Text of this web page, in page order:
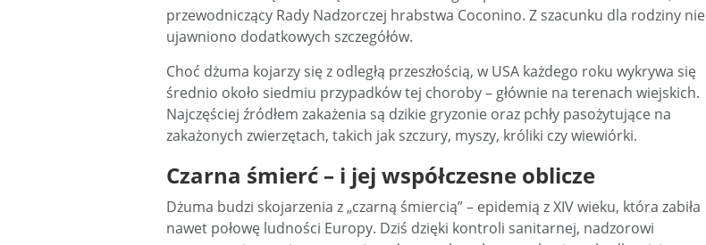
przewodniczący Rady Nadzorczej hrabstwa Coconino. Z szacunku dla rodziny nie
ujawniono dodatkowych szczegółów.
Choć dżuma kojarzy się z odległą przeszłością, w USA każdego roku wykrywa się
średnio około siedmiu przypadków tej choroby – głównie na terenach wiejskich.
Najczęściej źródłem zakażenia są dzikie gryzonie oraz pchły pasożytujące na
zakażonych zwierzętach, takich jak szczury, myszy, króliki czy wiewiórki.
Czarna śmierć – i jej współczesne oblicze
Dżuma budzi skojarzenia z „czarną śmiercią” – epidemią z XIV wieku, która zabiła
nawet połowę ludności Europy. Dziś dzięki kontroli sanitarnej, nadzorowi